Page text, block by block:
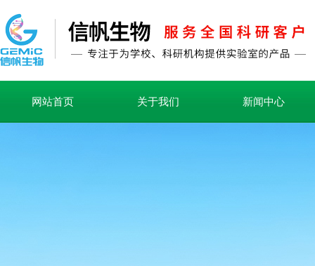
网站首页 关于我们 新闻中心